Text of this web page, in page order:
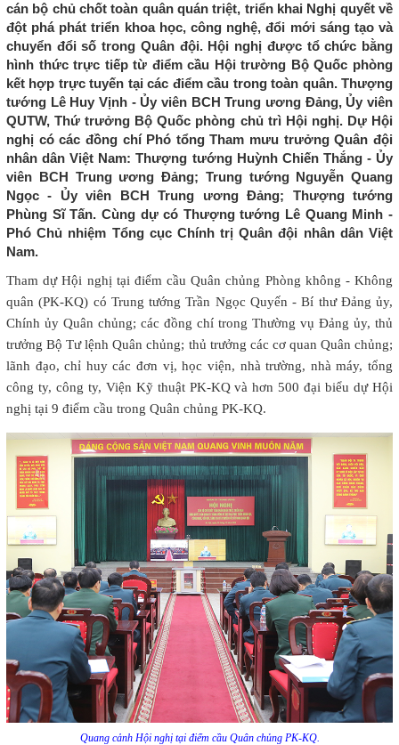
cán bộ chủ chốt toàn quân quán triệt, triển khai Nghị quyết về
đột phá phát triển khoa học, công nghệ, đổi mới sáng tạo và
chuyển đổi số trong Quân đội. Hội nghị được tổ chức bằng
hình thức trực tiếp từ điểm cầu Hội trường Bộ Quốc phòng
kết hợp trực tuyến tại các điểm cầu trong toàn quân. Thượng
tướng Lê Huy Vịnh - Ủy viên BCH Trung ương Đảng, Ủy viên
QUTW, Thứ trưởng Bộ Quốc phòng chủ trì Hội nghị. Dự Hội
nghị có các đồng chí Phó tổng Tham mưu trưởng Quân đội
nhân dân Việt Nam: Thượng tướng Huỳnh Chiến Thắng - Ủy
viên BCH Trung ương Đảng; Trung tướng Nguyễn Quang
Ngọc - Ủy viên BCH Trung ương Đảng; Thượng tướng
Phùng Sĩ Tấn. Cùng dự có Thượng tướng Lê Quang Minh -
Phó Chủ nhiệm Tổng cục Chính trị Quân đội nhân dân Việt
Nam.
Tham dự Hội nghị tại điểm cầu Quân chủng Phòng không - Không
quân (PK-KQ) có Trung tướng Trần Ngọc Quyến - Bí thư Đảng ủy,
Chính ủy Quân chủng; các đồng chí trong Thường vụ Đảng ủy, thủ
trưởng Bộ Tư lệnh Quân chủng; thủ trưởng các cơ quan Quân chủng;
lãnh đạo, chỉ huy các đơn vị, học viện, nhà trường, nhà máy, tổng
công ty, công ty, Viện Kỹ thuật PK-KQ và hơn 500 đại biểu dự Hội
nghị tại 9 điểm cầu trong Quân chủng PK-KQ.
Quang cảnh Hội nghị tại điểm cầu Quân chủng PK-KQ.